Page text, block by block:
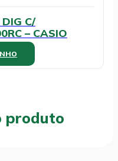
C/
– CASIO
produto